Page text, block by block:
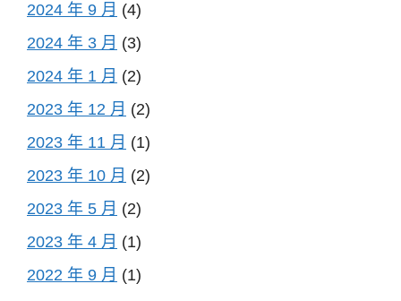
2024 年 9 月 (4)
2024 年 3 月 (3)
2024 年 1 月 (2)
2023 年 12 月 (2)
2023 年 11 月 (1)
2023 年 10 月 (2)
2023 年 5 月 (2)
2023 年 4 月 (1)
2022 年 9 月 (1)